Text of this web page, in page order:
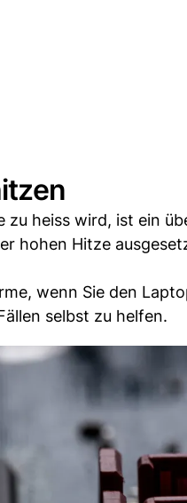
heiss wird, ist ein
hohen Hitze
wenn Sie den
selbst zu helfen.